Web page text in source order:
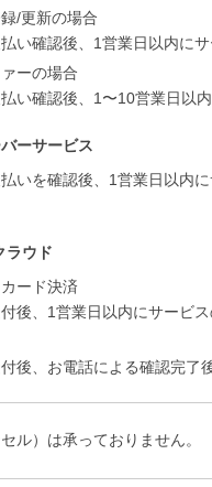
/更新の場合
い確認後、1営業日以内にサ
ーの場合
い確認後、1〜10営業日以
ーサービス
いを確認後、1営業日以内
ラウド
ード決済
後、1営業日以内にサービス
後、お電話による確認完了
ル）は承っておりません。